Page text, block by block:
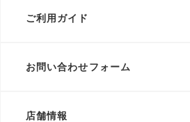
ご利用ガイド
お問い合わせフォーム
店舗情報